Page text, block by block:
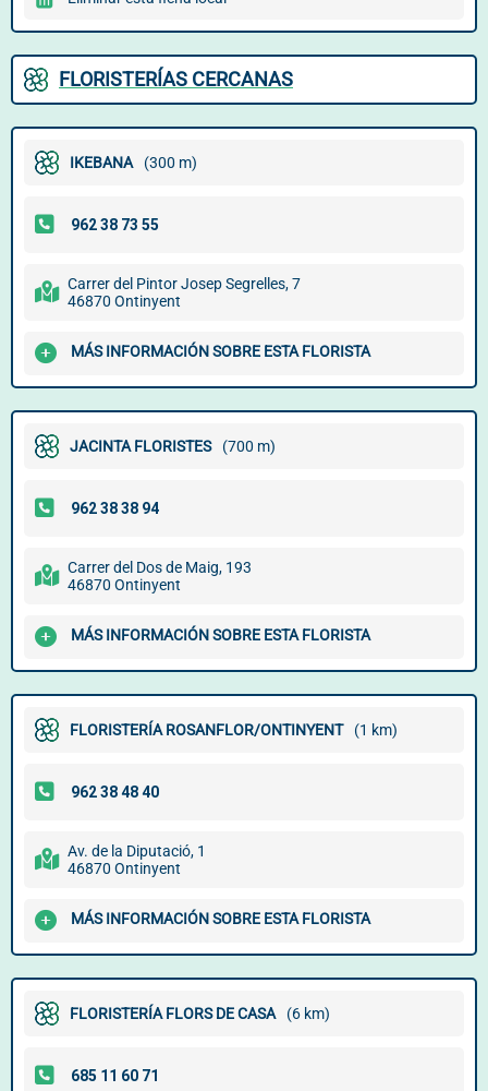
FLORISTERÍAS CERCANAS
IKEBANA (300 m)
Carrer del Pintor Josep Segrelles, 7
46870 Ontinyent
MÁS INFORMACIÓN SOBRE ESTA FLORISTA
JACINTA FLORISTES (700 m)
Carrer del Dos de Maig, 193
46870 Ontinyent
MÁS INFORMACIÓN SOBRE ESTA FLORISTA
FLORISTERÍA ROSANFLOR/ONTINYENT (1 km)
Av. de la Diputació, 1
46870 Ontinyent
MÁS INFORMACIÓN SOBRE ESTA FLORISTA
FLORISTERÍA FLORS DE CASA (6 km)